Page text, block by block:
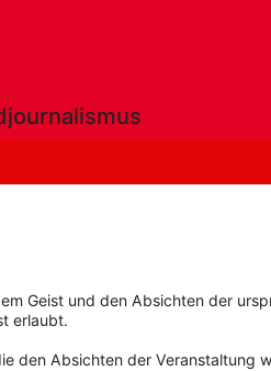
Geist und den Absichten der
erlaubt.
den Absichten der